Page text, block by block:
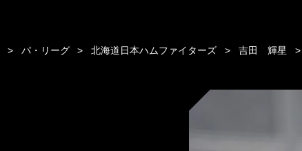
パ・リーグ 北海道日本ハムファイターズ 吉田 輝星